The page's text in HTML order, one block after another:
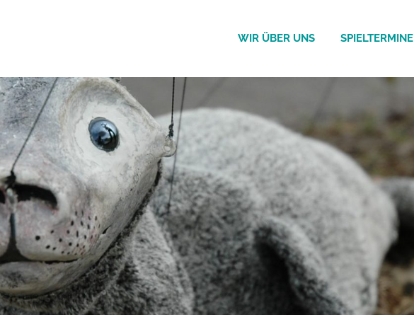
WIR ÜBER UNS SPIELTERMINE